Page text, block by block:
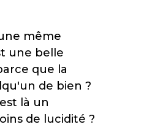
même
une belle
que la
de bien ?
là un
de lucidité ?